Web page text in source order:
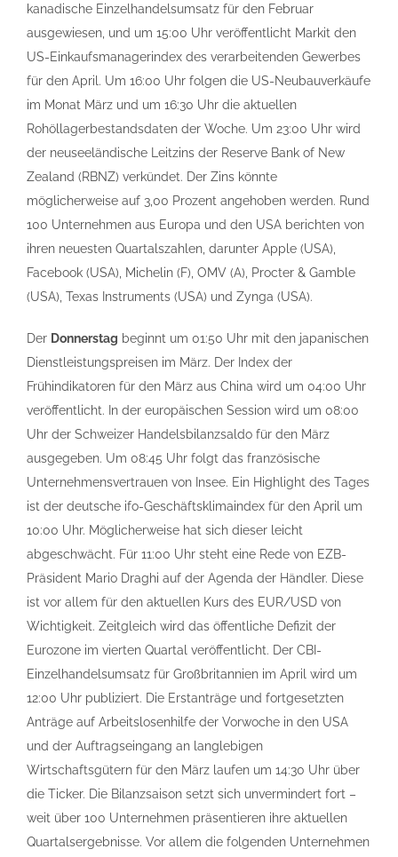
kanadische Einzelhandelsumsatz für den Februar
ausgewiesen, und um 15:00 Uhr veröffentlicht Markit den
US-Einkaufsmanagerindex des verarbeitenden Gewerbes
für den April. Um 16:00 Uhr folgen die US-Neubauverkäufe
im Monat März und um 16:30 Uhr die aktuellen
Rohöllagerbestandsdaten der Woche. Um 23:00 Uhr wird
der neuseeländische Leitzins der Reserve Bank of New
Zealand (RBNZ) verkündet. Der Zins könnte
möglicherweise auf 3,00 Prozent angehoben werden. Rund
100 Unternehmen aus Europa und den USA berichten von
ihren neuesten Quartalszahlen, darunter Apple (USA),
Facebook (USA), Michelin (F), OMV (A), Procter & Gamble
(USA), Texas Instruments (USA) und Zynga (USA).
Der Donnerstag beginnt um 01:50 Uhr mit den japanischen
Dienstleistungspreisen im März. Der Index der
Frühindikatoren für den März aus China wird um 04:00 Uhr
veröffentlicht. In der europäischen Session wird um 08:00
Uhr der Schweizer Handelsbilanzsaldo für den März
ausgegeben. Um 08:45 Uhr folgt das französische
Unternehmensvertrauen von Insee. Ein Highlight des Tages
ist der deutsche ifo-Geschäftsklimaindex für den April um
10:00 Uhr. Möglicherweise hat sich dieser leicht
abgeschwächt. Für 11:00 Uhr steht eine Rede von EZB-
Präsident Mario Draghi auf der Agenda der Händler. Diese
ist vor allem für den aktuellen Kurs des EUR/USD von
Wichtigkeit. Zeitgleich wird das öffentliche Defizit der
Eurozone im vierten Quartal veröffentlicht. Der CBI-
Einzelhandelsumsatz für Großbritannien im April wird um
12:00 Uhr publiziert. Die Erstanträge und fortgesetzten
Anträge auf Arbeitslosenhilfe der Vorwoche in den USA
und der Auftragseingang an langlebigen
Wirtschaftsgütern für den März laufen um 14:30 Uhr über
die Ticker. Die Bilanzsaison setzt sich unvermindert fort –
weit über 100 Unternehmen präsentieren ihre aktuellen
Quartalsergebnisse. Vor allem die folgenden Unternehmen